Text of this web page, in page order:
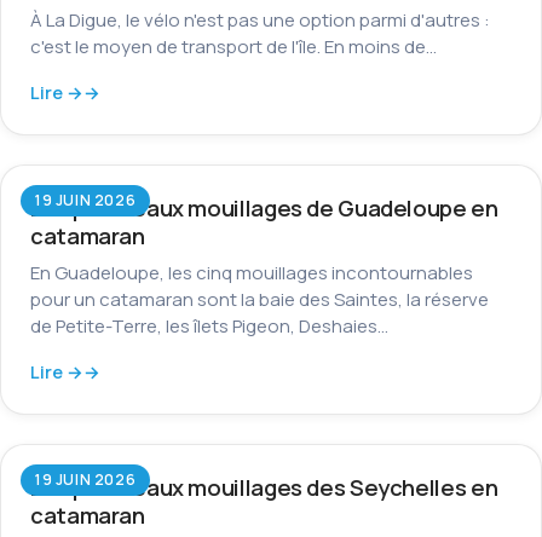
À La Digue, le vélo n'est pas une option parmi d'autres :
c'est le moyen de transport de l'île. En moins de…
Lire →
19 JUIN 2026
Les plus beaux mouillages de Guadeloupe en
catamaran
En Guadeloupe, les cinq mouillages incontournables
pour un catamaran sont la baie des Saintes, la réserve
de Petite-Terre, les îlets Pigeon, Deshaies…
Lire →
19 JUIN 2026
Les plus beaux mouillages des Seychelles en
catamaran